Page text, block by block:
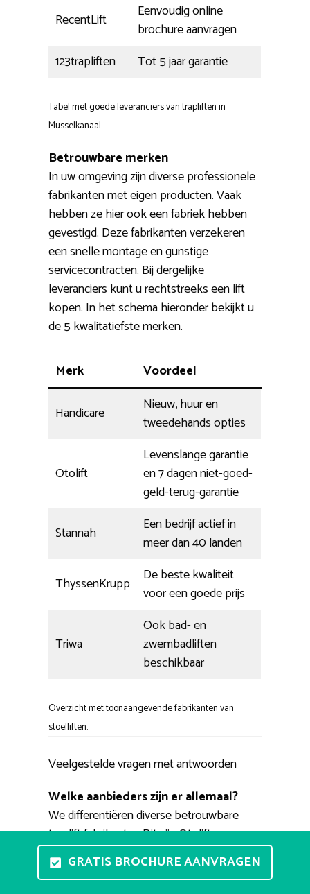
RecentLift
Eenvoudig online
brochure aanvragen
123trapliften
Tot 5 jaar garantie
Tabel met goede leveranciers van trapliften in
Musselkanaal.
Betrouwbare merken
In uw omgeving zijn diverse professionele
fabrikanten met eigen producten. Vaak
hebben ze hier ook een fabriek hebben
gevestigd. Deze fabrikanten verzekeren
een snelle montage en gunstige
servicecontracten. Bij dergelijke
leveranciers kunt u rechtstreeks een lift
kopen. In het schema hieronder bekijkt u
de 5 kwalitatiefste merken.
Merk Voordeel
Handicare
Nieuw, huur en
tweedehands opties
Otolift
Levenslange garantie
en 7 dagen niet-goed-
geld-terug-garantie
Stannah
Een bedrijf actief in
meer dan 40 landen
ThyssenKrupp
De beste kwaliteit
voor een goede prijs
Triwa
Ook bad- en
zwembadliften
beschikbaar
Overzicht met toonaangevende fabrikanten van
stoelliften.
Veelgestelde vragen met antwoorden
Welke aanbieders zijn er allemaal?
We differentiëren diverse betrouwbare
traplift fabrikanten Dit zijn Otolift,
ThyssenKrupp, Stannah, Handicare en
Acorn. Daarnaast bestaan er ook minder
GRATIS BROCHURE AANVRAGEN